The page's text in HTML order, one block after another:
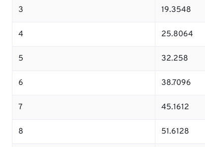
3 19.3548
4 25.8064
5 32.258
6 38.7096
7 45.1612
8 51.6128